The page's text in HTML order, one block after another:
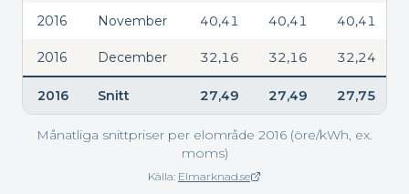
2016 November 40,41 40,41 40,41
2016 December 32,16 32,16 32,24
2016 Snitt 27,49 27,49 27,75
Månatliga snittpriser per elområde 2016 (öre/kWh, ex.
moms)
Källa: Elmarknad.se
(öppnas i nytt fönster)